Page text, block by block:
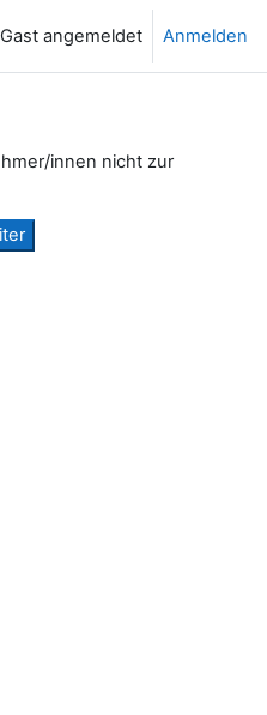
angemeldet Anmelden
innen nicht zur